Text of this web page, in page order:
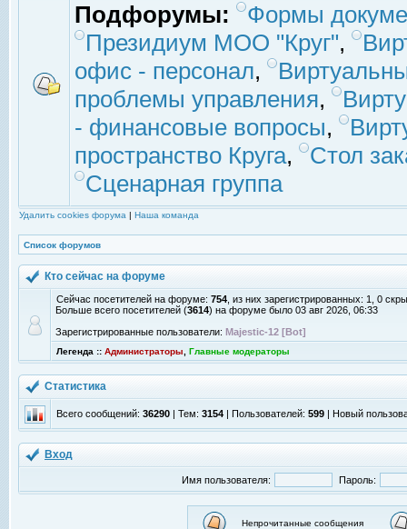
Подфорумы:
Формы
Президиум МОО "Круг",
офис - персонал,
проблемы управления,
- финансовые вопросы,
пространство Круга,
Стол
Сценарная группа
Удалить cookies форума | Наша команда
Список форумов
Кто сейчас на форуме
Сейчас посетителей на форуме: 754 , из них зарегистрированных: 1, 0
Больше всего посетителей (3614) на форуме было 03 авг 2026, 06:33
Зарегистрированные пользователи: Majestic-12 [Bot]
Легенда :: Администраторы Главные модераторы
Статистика
Всего сообщений: 36290 | Тем: 3154 | Пользователей: 599 | Новый
Вход
Имя пользователя: Пароль:
Непрочитанные сообщения